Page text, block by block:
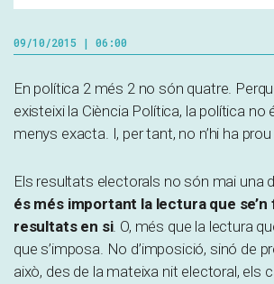
09/10/2015 | 06:00
En política 2 més 2 no són quatre.
existeixi la Ciència Política, la política no
menys exacta. I, per tant, no n’hi ha
Els resultats electorals no són mai una
és més important la lectura que se’n
resultats en si. O, més que la lectura
que s’imposa. No d’imposició, sinó de
això, des de la mateixa nit electoral, els